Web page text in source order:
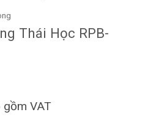
Thái Học RPB-
VAT